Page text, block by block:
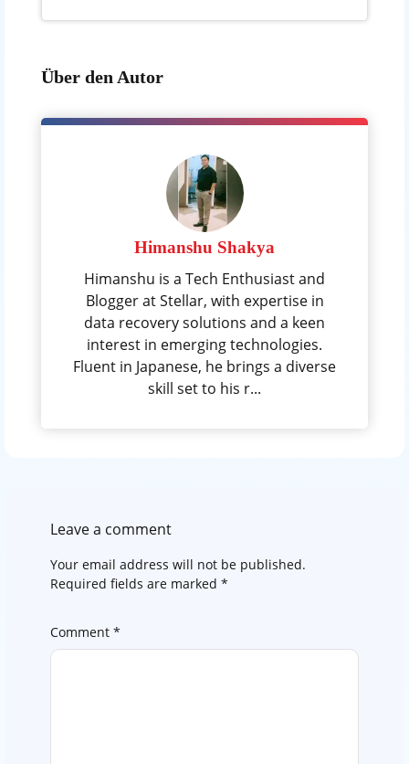
Über den Autor
Himanshu Shakya
Himanshu is a Tech Enthusiast and
Blogger at Stellar, with expertise in
data recovery solutions and a keen
interest in emerging technologies.
Fluent in Japanese, he brings a diverse
skill set to his r...
Leave a comment
Your email address will not be published.
Required fields are marked *
Comment *